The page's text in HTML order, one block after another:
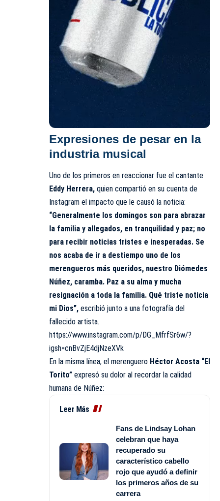
Expresiones de pesar en la
industria musical
Uno de los primeros en reaccionar fue el cantante
Eddy Herrera, quien compartió en su cuenta de
Instagram el impacto que le causó la noticia:
“Generalmente los domingos son para abrazar
la familia y allegados, en tranquilidad y paz; no
para recibir noticias tristes e inesperadas. Se
nos acaba de ir a destiempo uno de los
merengueros más queridos, nuestro Diómedes
Núñez, caramba. Paz a su alma y mucha
resignación a toda la familia. Qué triste noticia
mi Dios”, escribió junto a una fotografía del
fallecido artista.
https://www.instagram.com/p/DG_MfrfSr6w/?
igsh=cnBvZjE4djNzeXVk
En la misma línea, el merenguero Héctor Acosta “El
Torito” expresó su dolor al recordar la calidad
humana de Núñez:
Leer Más
Fans de Lindsay Lohan
celebran que haya
recuperado su
característico cabello
rojo que ayudó a definir
los primeros años de su
carrera